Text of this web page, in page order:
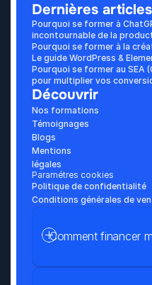
Dernières articles
Pourquoi se former à
incontournable de la
Pourquoi se former à la
Le guide WordPress &
Pourquoi se former au SEA
pour multiplier vos
Découvrir
Nos formations
Témoignages
Blogs
Mentions
légales
Paramétres cookies
Politique de confidentialité
Conditions générales de
Comment financer